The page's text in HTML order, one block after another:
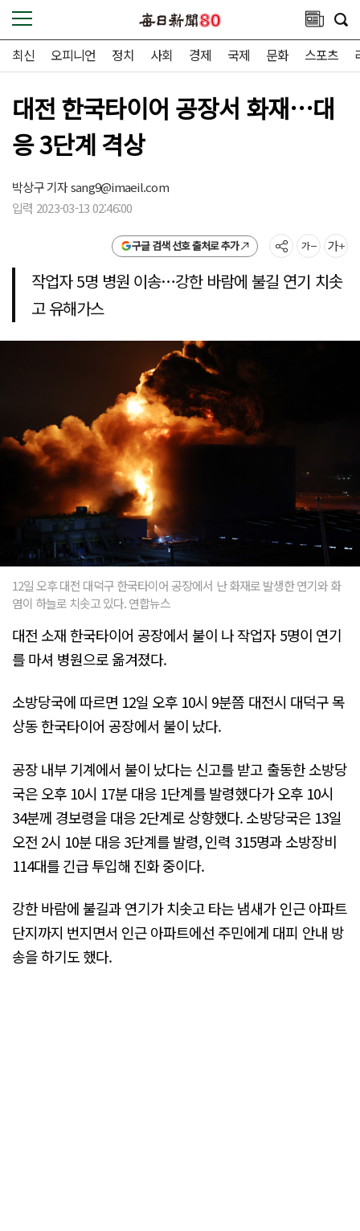
최신 오피니언 정치 사회 경제 국제 문화 스포츠
대전 한국타이어 공장서 화재…대
응 3단계 격상
박상구 기자sang9@imaeil.com
입력 2023-03-13 02:46:00
구글 검색 선호 출처로 추가
작업자 5명 병원 이송…강한 바람에 불길 연기 치솟
고 유해가스
12일 오후 대전 대덕구 한국타이어 공장에서 난 화재로 발생한 연기와 화
염이 하늘로 치솟고 있다. 연합뉴스
대전 소재 한국타이어 공장에서 불이 나 작업자 5명이 연기
를 마셔 병원으로 옮겨졌다.
소방당국에 따르면 12일 오후 10시 9분쯤 대전시 대덕구 목
상동 한국타이어 공장에서 불이 났다.
공장 내부 기계에서 불이 났다는 신고를 받고 출동한 소방당
국은 오후 10시 17분 대응 1단계를 발령했다가 오후 10시
34분께 경보령을 대응 2단계로 상향했다. 소방당국은 13일
오전 2시 10분 대응 3단계를 발령, 인력 315명과 소방장비
114대를 긴급 투입해 진화 중이다.
강한 바람에 불길과 연기가 치솟고 타는 냄새가 인근 아파트
단지까지 번지면서 인근 아파트에선 주민에게 대피 안내 방
송을 하기도 했다.